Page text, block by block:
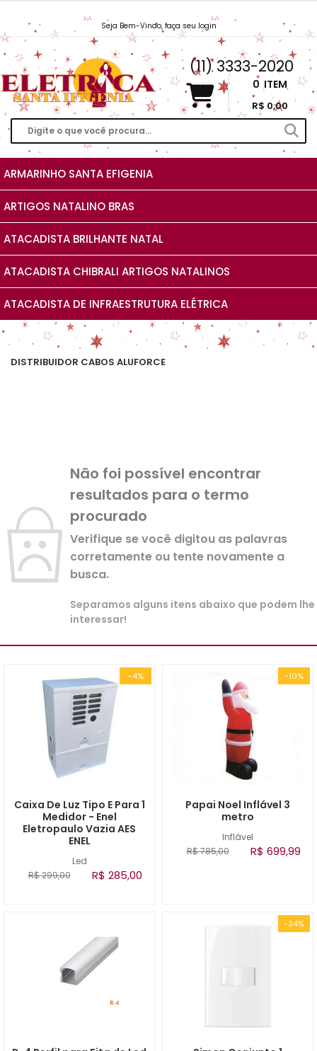
Seja Bem-Vindo, faça seu login
Vendas@EletricaSantaIfigenia.com.br
(11) 3333-2020
0 ITEM
R$ 0,00
ARMARINHO SANTA EFIGENIA
ARTIGOS NATALINO BRAS
ATACADISTA BRILHANTE NATAL
ATACADISTA CHIBRALI ARTIGOS NATALINOS
ATACADISTA DE INFRAESTRUTURA ELÉTRICA
DISTRIBUIDOR CABOS ALUFORCE
Não foi possível encontrar
resultados para o termo
procurado
Verifique se você digitou as palavras
corretamente ou tente novamente a
busca.
Separamos alguns itens abaixo que podem lhe
interessar!
-4%
Led
Caixa De Luz Tipo E Para 1
Medidor - Enel
Eletropaulo Vazia AES
ENEL
R$ 299,00 R$ 285,00
-10%
Inflável
Papai Noel Inflável 3
metro
R$ 785,00 R$ 699,99
-34%